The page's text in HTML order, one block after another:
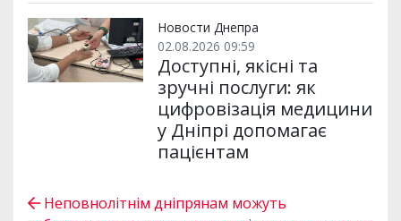
Новости Днепра
02.08.2026 09:59
Доступні, якісні та
зручні послуги: як
цифровізація медицини
у Дніпрі допомагає
пацієнтам
Неповнолітнім дніпрянам можуть